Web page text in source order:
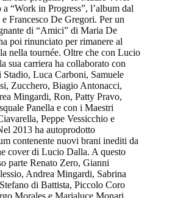
“Work in Progress”, l’album dal
Francesco De Gregori. Per un
di “Amici” di Maria De
poi rinunciato per rimanere al
nella tournée. Oltre che con Lucio
sua carriera ha collaborato con
Luca Carboni, Samuele
Zucchero, Biagio Antonacci,
Mingardi, Ron, Patty Pravo,
Panella e con i Maestri
Peppe Vessicchio e
2013 ha autoprodotto
contenente nuovi brani inediti da
cover di Lucio Dalla. A questo
parte Renato Zero, Gianni
Andrea Mingardi, Sabrina
di Battista, Piccolo Coro